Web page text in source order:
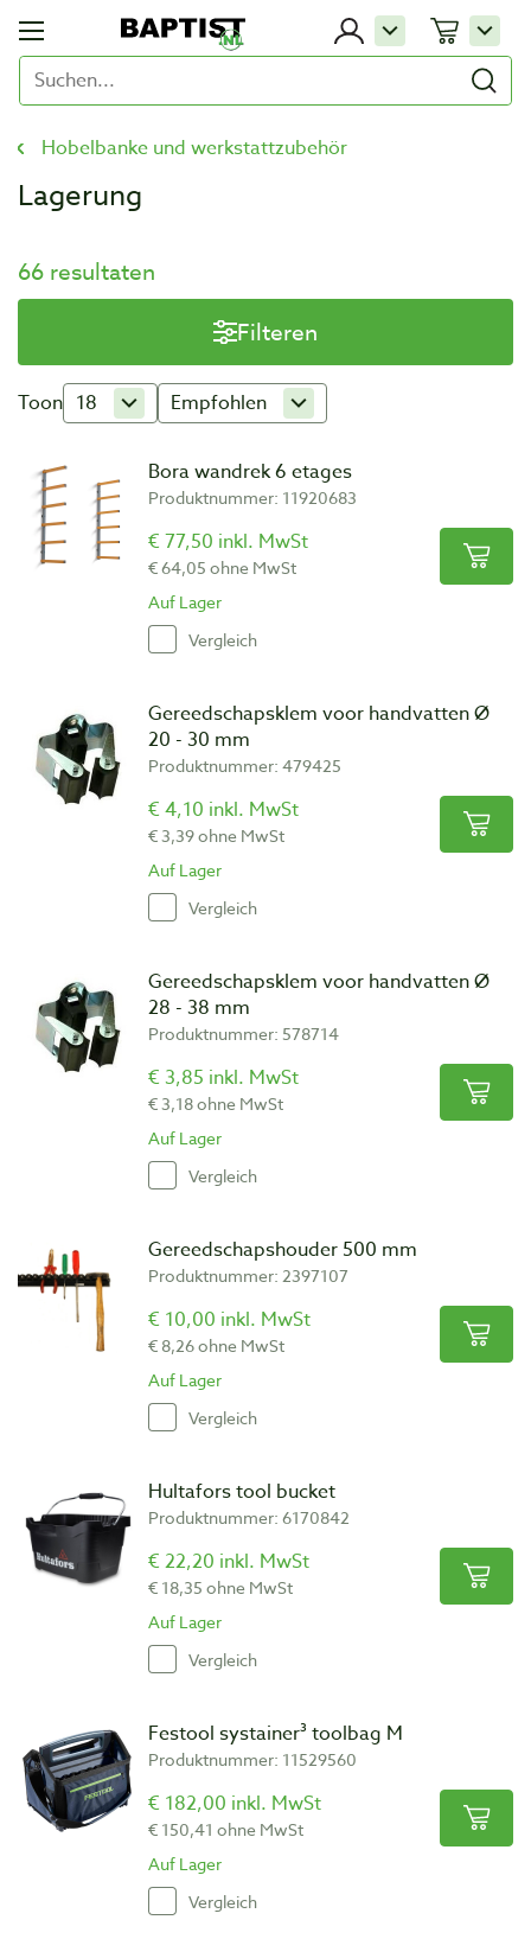
Hobelbanke und werkstattzubehör
Lagerung
66 resultaten
Filteren
Toon 18 Empfohlen
Bora wandrek 6 etages
Produktnummer: 11920683
€ 77,50 inkl. MwSt
€ 64,05 ohne MwSt
Auf Lager
Vergleich
Gereedschapsklem voor handvatten Ø
20 - 30 mm
Produktnummer: 479425
€ 4,10 inkl. MwSt
€ 3,39 ohne MwSt
Auf Lager
Vergleich
Gereedschapsklem voor handvatten Ø
28 - 38 mm
Produktnummer: 578714
€ 3,85 inkl. MwSt
€ 3,18 ohne MwSt
Auf Lager
Vergleich
Gereedschapshouder 500 mm
Produktnummer: 2397107
€ 10,00 inkl. MwSt
€ 8,26 ohne MwSt
Auf Lager
Vergleich
Hultafors tool bucket
Produktnummer: 6170842
€ 22,20 inkl. MwSt
€ 18,35 ohne MwSt
Auf Lager
Vergleich
Festool systainer³ toolbag M
Produktnummer: 11529560
€ 182,00 inkl. MwSt
€ 150,41 ohne MwSt
Auf Lager
Vergleich